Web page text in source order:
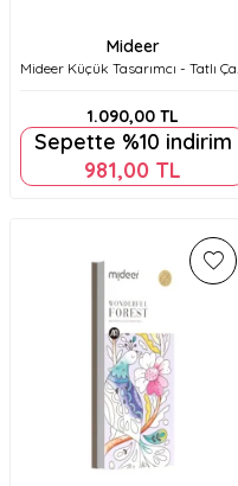
Mideer
Mideer Küçük Tasarımcı - Tatlı Çay
1.090,00TL
Sepette %10 indirim
981,00 TL